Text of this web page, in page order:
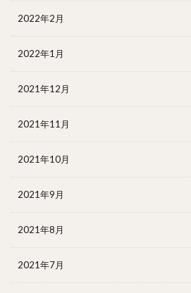
2022年2月
2022年1月
2021年12月
2021年11月
2021年10月
2021年9月
2021年8月
2021年7月